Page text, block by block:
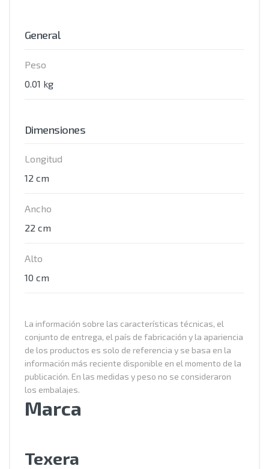
General
Peso
0.01 kg
Dimensiones
Longitud
12 cm
Ancho
22 cm
Alto
10 cm
La información sobre las características técnicas, el
conjunto de entrega, el país de fabricación y la apariencia
de los productos es solo de referencia y se basa en la
información más reciente disponible en el momento de la
publicación. En las medidas y peso no se consideraron
los embalajes.
Marca
Texera